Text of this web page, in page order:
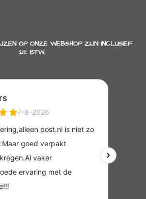
OP ONZE WEBSHOP ZIJN INCLUSIEF
21% BTW.